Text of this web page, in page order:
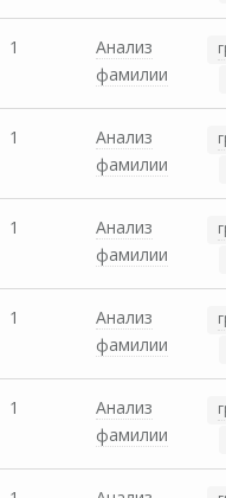
1
Анализ
фамилии
1
Анализ
фамилии
1
Анализ
фамилии
1
Анализ
фамилии
1
Анализ
фамилии